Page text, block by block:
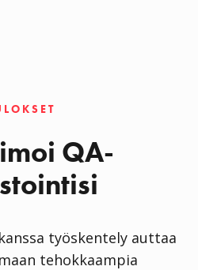
QA-
työskentely auttaa
tehokkaampia